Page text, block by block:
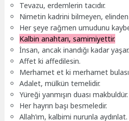
Tevazu, erdemlerin tacıdır.
Nimetin kadrini bilmeyen, elinden
Her şeye rağmen umudunu
Kalbin anahtarı, samimiyettir.
İnsan, ancak inandığı kadar yaşar.
Affet ki affedilesin.
Merhamet et ki merhamet
Adalet, mülkün temelidir.
Yüreği yanmışın duası makbuldür.
Her hayrın başı besmeledir.
Allah’ım, kalbimi nurunla aydınlat.